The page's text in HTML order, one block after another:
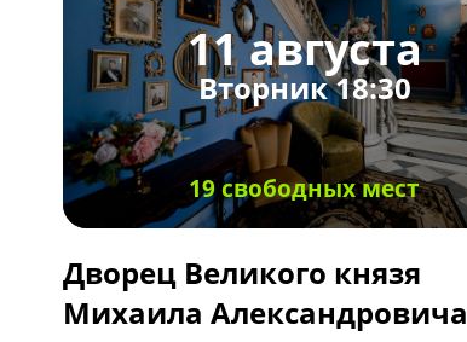
11 августа
Вторник 18:30
19 свободных мест
Дворец Великого князя
Михаила Александровича